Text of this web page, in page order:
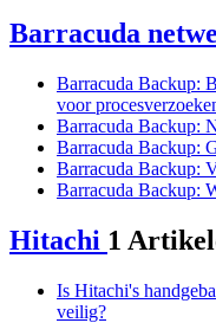
Barracuda
Barracuda Backup:
voor
Barracuda Backup:
Barracuda Backup:
Barracuda Backup:
Barracuda Backup:
Hitachi 1
Is Hitachi's
veilig?